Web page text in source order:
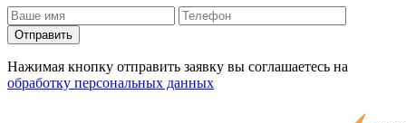
Отправить
Нажимая кнопку отправить заявку вы соглашаетесь на
обработку персональных данных